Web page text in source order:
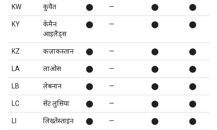
KW कुवैत ⬤ — ⬤ ⬤
KY
केमैन
आइलैंड्स
⬤ — ⬤ ⬤
KZ कज़ाकस्तान ⬤ — ⬤ ⬤
LA लाओस ⬤ — ⬤ ⬤
LB लेबनान ⬤ — ⬤ ⬤
LC सेंट लुसिया ⬤ — ⬤ ⬤
LI लिख्तेंस्ताइन ⬤ — ⬤ ⬤